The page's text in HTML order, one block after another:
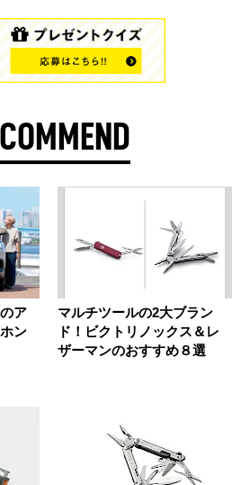
ア
ン
マルチツールの2大ブラン
ド！ビクトリノックス＆レ
ザーマンのおすすめ８選